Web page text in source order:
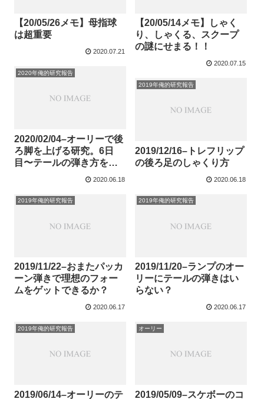
【20/05/26メモ】母指球
は超重要
2020.07.21
【20/05/14メモ】しゃく
り、しゃくる、スクープ
の謎にせまる！！
2020.07.15
2020年俺的研究報告
2020/02/04–オーリーで後
ろ脚を上げる研究。6日
目〜テールの弾き方を考
2020.06.18
2019年俺的研究報告
2019/12/16–トレフリップ
の後ろ足のしゃくり方
2020.06.18
2019年俺的研究報告
2019/11/22–おまたパッカ
ーン弾きで理想のフォー
ムをゲットできるか？
2020.06.17
2019年俺的研究報告
2019/11/20–ランプのオー
リーにテールの弾きはい
らない？
2020.06.17
2019年俺的研究報告
2019/06/14–オーリーのテ
オーリー
2019/05/09–スケボーのコ